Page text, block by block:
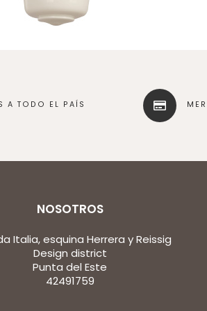
A TODO EL PAÍS
NOSOTROS
Italia, esquina Herrera y Reissig
Design district
Punta del Este
42491759